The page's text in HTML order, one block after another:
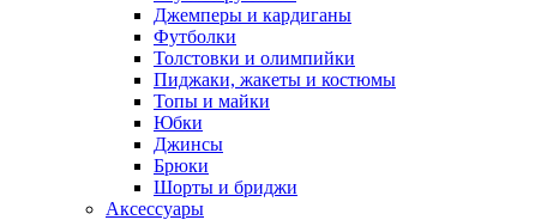
Джемперы и кардиганы
Футболки
Толстовки и олимпийки
Пиджаки, жакеты и костюмы
Топы и майки
Юбки
Джинсы
Брюки
Шорты и бриджи
Аксессуары